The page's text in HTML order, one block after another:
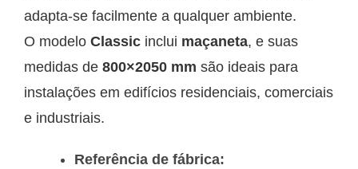
adapta-se facilmente a qualquer ambiente.
O modelo Classic inclui maçaneta, e suas
medidas de 800×2050 mm são ideais para
instalações em edifícios residenciais, comerciais
e industriais.
Referência de fábrica: